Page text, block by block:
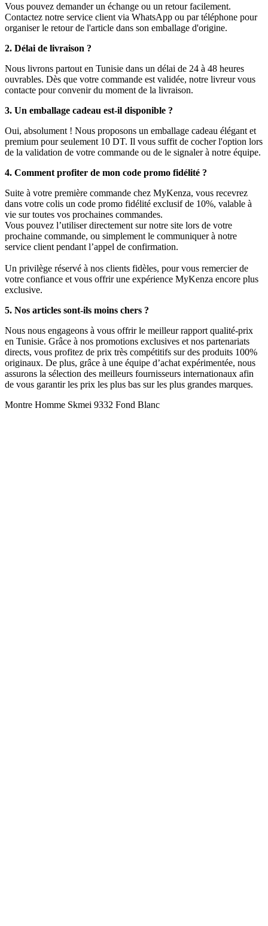
Vous pouvez demander un échange ou un retour facilement.
Contactez notre service client via WhatsApp ou par téléphone pour
organiser le retour de l'article dans son emballage d'origine.
2. Délai de livraison ?
Nous livrons partout en Tunisie dans un délai de 24 à 48 heures
ouvrables. Dès que votre commande est validée, notre livreur vous
contacte pour convenir du moment de la livraison.
3. Un emballage cadeau est-il disponible ?
Oui, absolument ! Nous proposons un emballage cadeau élégant et
premium pour seulement 10 DT. Il vous suffit de cocher l'option lors
de la validation de votre commande ou de le signaler à notre équipe.
4. Comment profiter de mon code promo fidélité ?
Suite à votre première commande chez MyKenza, vous recevrez
dans votre colis un code promo fidélité exclusif de 10%, valable à
vie sur toutes vos prochaines commandes.
Vous pouvez l’utiliser directement sur notre site lors de votre
prochaine commande, ou simplement le communiquer à notre
service client pendant l’appel de confirmation.
Un privilège réservé à nos clients fidèles, pour vous remercier de
votre confiance et vous offrir une expérience MyKenza encore plus
exclusive.
5. Nos articles sont-ils moins chers ?
Nous nous engageons à vous offrir le meilleur rapport qualité-prix
en Tunisie. Grâce à nos promotions exclusives et nos partenariats
directs, vous profitez de prix très compétitifs sur des produits 100%
originaux. De plus, grâce à une équipe d’achat expérimentée, nous
assurons la sélection des meilleurs fournisseurs internationaux afin
de vous garantir les prix les plus bas sur les plus grandes marques.
Montre Homme Skmei 9332 Fond Blanc